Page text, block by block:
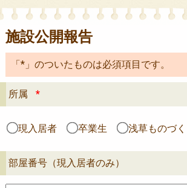
施設公開報告
「*」のついたものは必須項目です。
所属 *
現入居者 卒業生 浅草ものづ
部屋番号（現入居者のみ）